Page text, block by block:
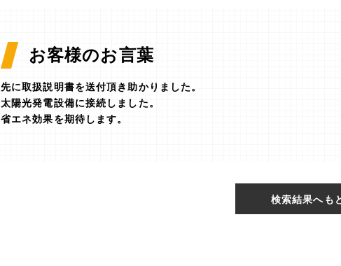
お客様のお言葉
先に取扱説明書を送付頂き助かりました。
太陽光発電設備に接続しました。
省エネ効果を期待します。
検索結果へも